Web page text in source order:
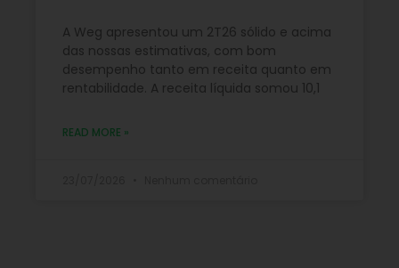
A Weg apresentou um 2T26 sólido e acima
das nossas estimativas, com bom
desempenho tanto em receita quanto em
rentabilidade. A receita líquida somou 10,1
READ MORE »